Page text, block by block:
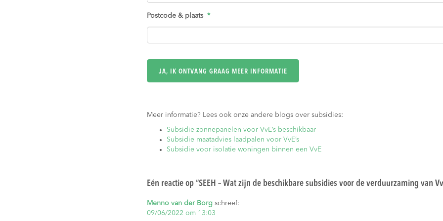
Postcode & plaats *
Meer informatie? Lees ook onze andere blogs over subsidies:
Subsidie zonnepanelen voor VvE’s beschikbaar
Subsidie maatadvies laadpalen voor VvE’s
Subsidie voor isolatie woningen binnen een VvE
Eén reactie op “SEEH – Wat zijn de beschikbare subsidies voor de verduurzaming van
Menno van der Borg schreef:
09/06/2022 om 13:03